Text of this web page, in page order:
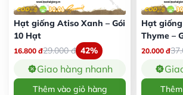
Hạt giống Atiso Xanh – Gói
10 Hạt
16.800 đ29.000đ 42%
Giao hàng nhanh
Thêm vào giỏ hàng
Hạt
Thyme –
20.000 đ